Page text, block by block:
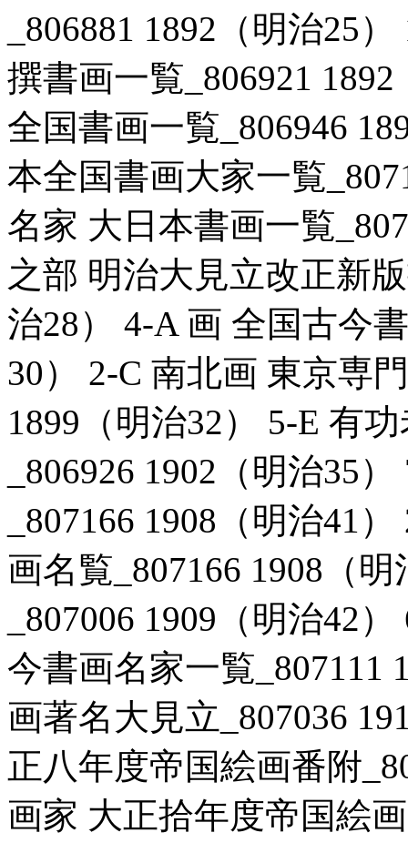
_806881 1892（明治25
撰書画一覧_806921
全国書画一覧_806946
本全国書画大家一覧
名家 大日本書画一覧
之部 明治大見立改正新
治28） 4-A 画 全国古今
30） 2-C 南北画 東京専
1899（明治32） 5-E 有
_806926 1902（明治35
_807166 1908（明治41
画名覧_807166 1908（
_807006 1909（明治42
今書画名家一覧_807111
画著名大見立_807036
正八年度帝国絵画番附
画家 大正拾年度帝国絵